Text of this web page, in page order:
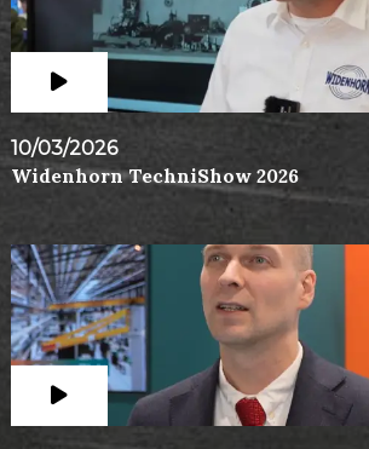
10/03/2026
Widenhorn TechniShow 2026